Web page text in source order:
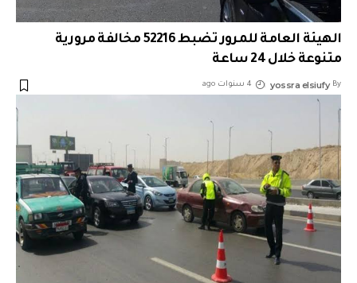
الهيئة العامة للمرور تضبط 52216 مخالفة مرورية
متنوعة خلال 24 ساعة
By
yossra elsiufy 4 سنوات ago